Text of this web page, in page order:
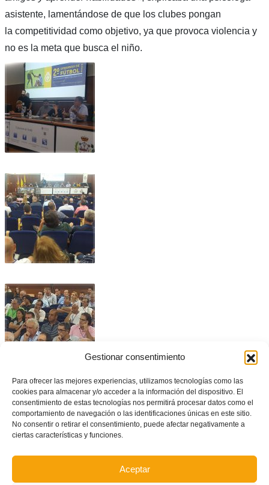
Gestionar consentimiento
Para ofrecer las mejores experiencias, utilizamos tecnologías como las
cookies para almacenar y/o acceder a la información del dispositivo. El
consentimiento de estas tecnologías nos permitirá procesar datos como el
comportamiento de navegación o las identificaciones únicas en este sitio.
No consentir o retirar el consentimiento, puede afectar negativamente a
ciertas características y funciones.
Aceptar
asistente, lamentándose de que los clubes pongan
la competitividad como objetivo, ya que provoca violencia y
no es la meta que busca el niño.
Autor: Prensa FFCV
Facebook
TwitterCompartir
ÁRBITROS,ATLÉTICO SEDAVÍ,CONGRESO,ELDA INDUSTRIAL,FÚTBOL BASE,JUEGO